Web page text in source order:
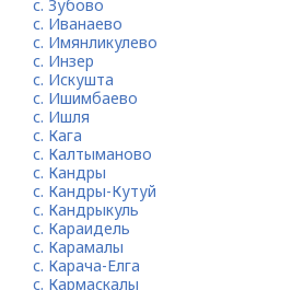
с. Зубово
с. Иванаево
с. Имянликулево
с. Инзер
с. Искушта
с. Ишимбаево
с. Ишля
с. Кага
с. Калтыманово
с. Кандры
с. Кандры-Кутуй
с. Кандрыкуль
с. Караидель
с. Карамалы
с. Карача-Елга
с. Кармаскалы